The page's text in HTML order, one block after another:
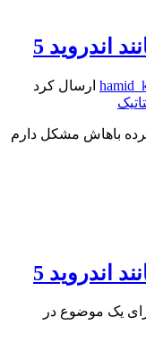
5
ارسال کرد
باهاش مشکل دارم
5
موضوع در